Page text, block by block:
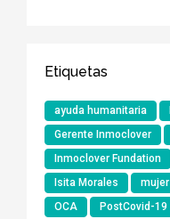
Etiquetas
ayuda humanitaria
Gerente Inmoclover
Inmoclover Fundation
Isita Morales
mujer
OCA
PostCovid-19